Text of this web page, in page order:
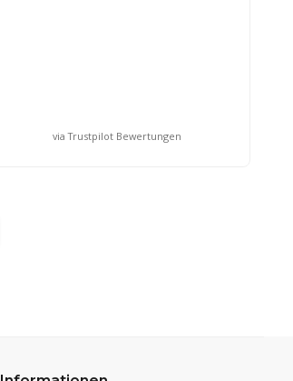
via Trustpilot Bewertungen